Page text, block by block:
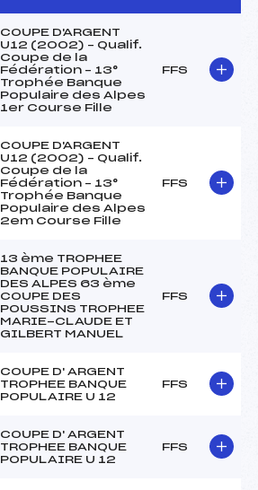
COUPE D'ARGENT
U12 (2002) – Qualif.
Coupe de la
Fédération – 13°
Trophée Banque
Populaire des Alpes
1er Course Fille
FFS
COUPE D'ARGENT
U12 (2002) – Qualif.
Coupe de la
Fédération – 13°
Trophée Banque
Populaire des Alpes
2em Course Fille
FFS
13 ème TROPHEE
BANQUE POPULAIRE
DES ALPES 63 ème
COUPE DES
POUSSINS TROPHEE
MARIE-CLAUDE ET
GILBERT MANUEL
FFS
COUPE D' ARGENT
TROPHEE BANQUE
POPULAIRE U 12
FFS
COUPE D' ARGENT
TROPHEE BANQUE
POPULAIRE U 12
FFS